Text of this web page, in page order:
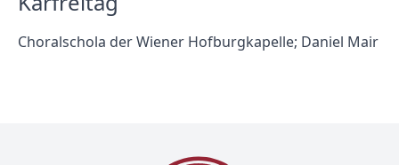
Choralschola der Wiener Hofburgkapelle; Daniel Mair